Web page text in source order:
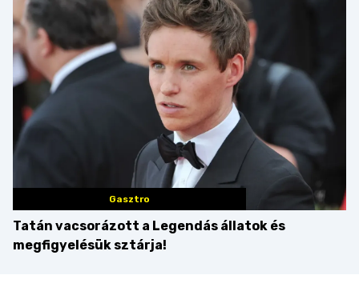
Gasztro
Tatán vacsorázott a Legendás állatok és
megfigyelésük sztárja!